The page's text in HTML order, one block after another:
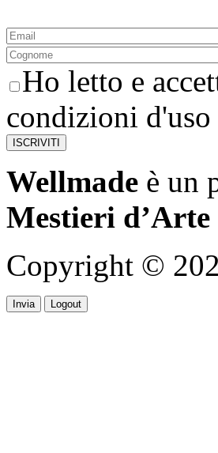
Ho letto e
condizioni
Wellmade è un
Mestieri d’Arte
Copyright ©
Invia Logout